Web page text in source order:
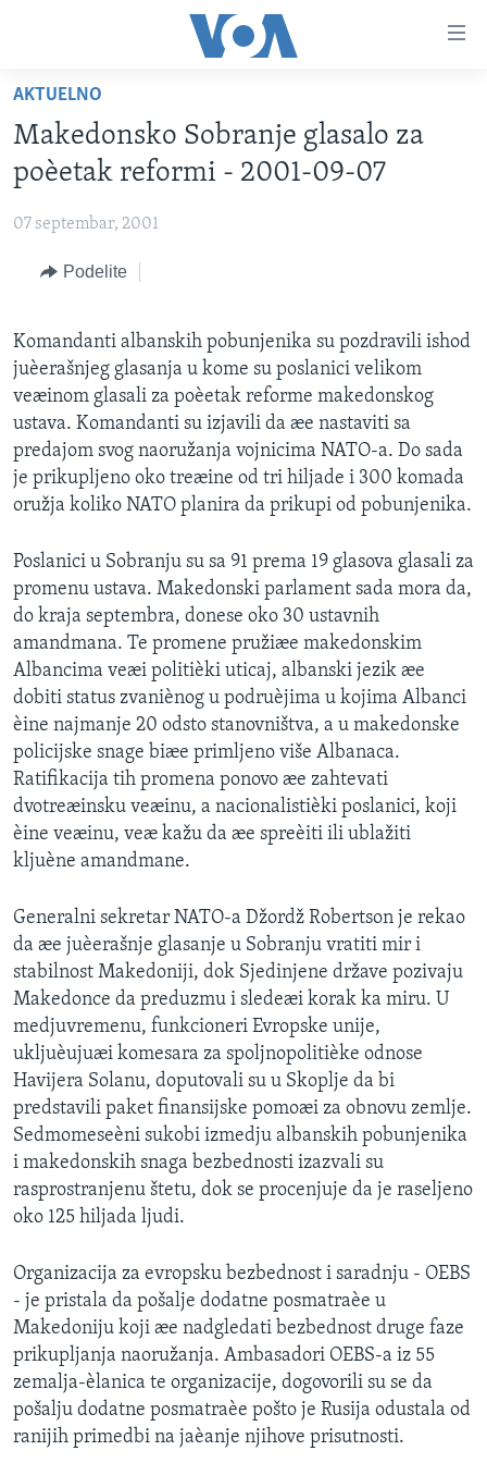
glavni
sadržaj
na
glavnu
navigaciju
NASLOVNA
RUBRIKE
BALKAN
GLOBALNE TEME
NAUKA I TEHNOLOGIJA
MEDICINA
KULTURA
DRUŠTVO
SPORT
INTERVJU
TV PROGRAM
OTVORENI STUDIO
IZ AMERIKE
Jezici
AKTUELNO
Makedonsko Sobranje glasalo za
poèetak reformi - 2001-09-07
07 septembar, 2001
Podelite
Komandanti albanskih pobunjenika su pozdravili ishod
juèerašnjeg glasanja u kome su poslanici velikom
veæinom glasali za poèetak reforme makedonskog
ustava. Komandanti su izjavili da æe nastaviti sa
predajom svog naoružanja vojnicima NATO-a. Do sada
je prikupljeno oko treæine od tri hiljade i 300 komada
oružja koliko NATO planira da prikupi od pobunjenika.
Poslanici u Sobranju su sa 91 prema 19 glasova glasali za
promenu ustava. Makedonski parlament sada mora da,
do kraja septembra, donese oko 30 ustavnih
amandmana. Te promene pružiæe makedonskim
Albancima veæi politièki uticaj, albanski jezik æe
dobiti status zvaniènog u podruèjima u kojima Albanci
èine najmanje 20 odsto stanovništva, a u makedonske
policijske snage biæe primljeno više Albanaca.
Ratifikacija tih promena ponovo æe zahtevati
dvotreæinsku veæinu, a nacionalistièki poslanici, koji
èine veæinu, veæ kažu da æe spreèiti ili ublažiti
kljuène amandmane.
Generalni sekretar NATO-a Džordž Robertson je rekao
da æe juèerašnje glasanje u Sobranju vratiti mir i
stabilnost Makedoniji, dok Sjedinjene države pozivaju
Makedonce da preduzmu i sledeæi korak ka miru. U
medjuvremenu, funkcioneri Evropske unije,
ukljuèujuæi komesara za spoljnopolitièke odnose
Havijera Solanu, doputovali su u Skoplje da bi
predstavili paket finansijske pomoæi za obnovu zemlje.
Sedmomeseèni sukobi izmedju albanskih pobunjenika
i makedonskih snaga bezbednosti izazvali su
rasprostranjenu štetu, dok se procenjuje da je raseljeno
oko 125 hiljada ljudi.
Organizacija za evropsku bezbednost i saradnju - OEBS
- je pristala da pošalje dodatne posmatraèe u
Makedoniju koji æe nadgledati bezbednost druge faze
prikupljanja naoružanja. Ambasadori OEBS-a iz 55
zemalja-èlanica te organizacije, dogovorili su se da
pošalju dodatne posmatraèe pošto je Rusija odustala od
ranijih primedbi na jaèanje njihove prisutnosti.